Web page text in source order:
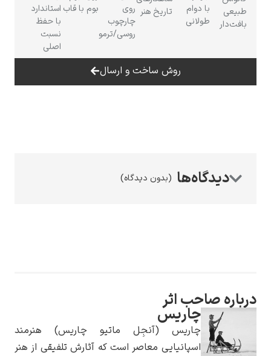
یوهانس فرمیر
با دوام
طولانی
تاریخ هنر
روی
چارچوب
روسی/ترمو
بوم با قاباستاندارد
روش ساخت و ارسال
(بدون دیدگاه)
صاحب اثر
چاریس
چاریس (آنجِل ماتیو چاریس) هنرمند
اسپانیایی معاصر است که آثارش تلفیقی از هنر